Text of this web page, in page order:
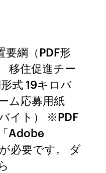
要綱（PDF形
移住促進チー
式 19キロバ
ム応募用紙
イト） ※PDF
Adobe
必要です。 ダ